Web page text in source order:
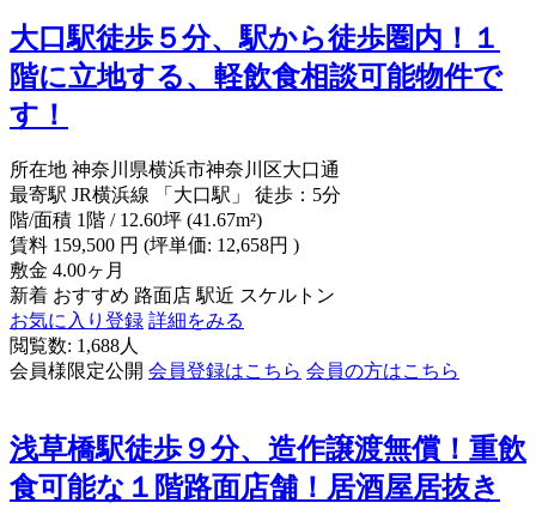
大口駅徒歩５分、駅から徒歩圏内！１
階に立地する、軽飲食相談可能物件で
す！
所在地 神奈川県横浜市神奈川区大口通
最寄駅 JR横浜線 「大口駅」 徒歩：5分
階/面積 1階 / 12.60坪 (41.67m²)
賃料 159,500 円 (坪単価: 12,658円 )
敷金 4.00ヶ月
新着 おすすめ 路面店 駅近 スケルトン
お気に入り登録 詳細をみる
閲覧数: 1,688人
会員様限定公開 会員登録はこちら 会員の方はこちら
浅草橋駅徒歩９分、造作譲渡無償！重飲
食可能な１階路面店舗！居酒屋居抜き